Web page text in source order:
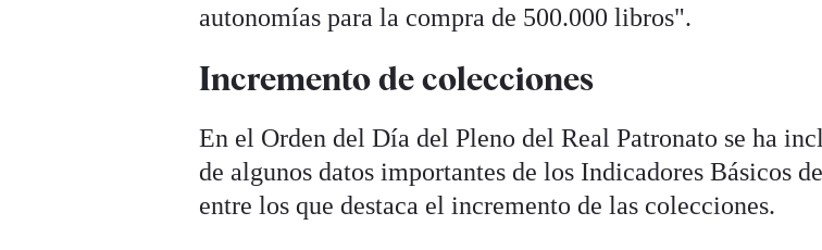
autonomías para la compra de 500.000 libros".
Incremento de colecciones
En el Orden del Día del Pleno del Real Patronato se ha
de algunos datos importantes de los Indicadores Básicos
entre los que destaca el incremento de las colecciones.